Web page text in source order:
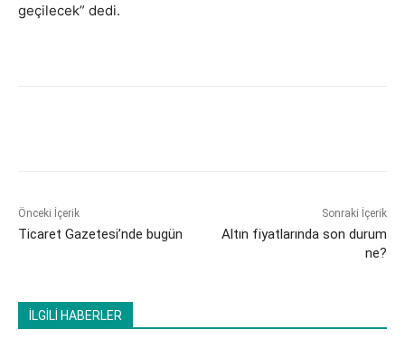
geçilecek” dedi.
Önceki İçerik
Ticaret Gazetesi’nde bugün
Sonraki İçerik
Altın fiyatlarında son durum
ne?
İLGİLİ HABERLER